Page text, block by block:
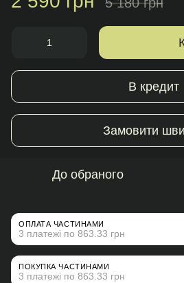
В кредит
Замовити
До обраного
ОПЛАТА ЧАСТИНАМИ
3 платежі по 863.33 грн
ПОКУПКА ЧАСТИНАМИ
3 платежі по 863.33 грн